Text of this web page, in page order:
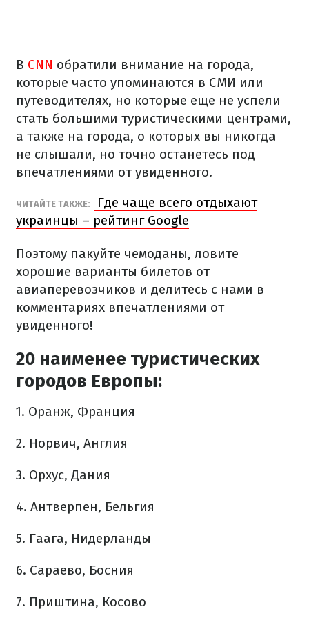
В CNN обратили внимание на города,
которые часто упоминаются в СМИ или
путеводителях, но которые еще не успели
стать большими туристическими центрами,
а также на города, о которых вы никогда
не слышали, но точно останетесь под
впечатлениями от увиденного.
ЧИТАЙТЕ ТАКЖЕ:
Где чаще всего отдыхают
украинцы – рейтинг Google
Поэтому пакуйте чемоданы, ловите
хорошие варианты билетов от
авиаперевозчиков и делитесь с нами в
комментариях впечатлениями от
увиденного!
20 наименее туристических
городов Европы:
1. Оранж, Франция
2. Норвич, Англия
3. Орхус, Дания
4. Антверпен, Бельгия
5. Гаага, Нидерланды
6. Сараево, Босния
7. Приштина, Косово